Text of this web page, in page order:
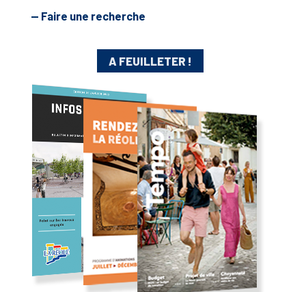
— Faire une recherche
A FEUILLETER !